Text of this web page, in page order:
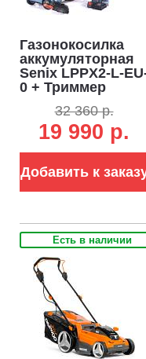
Газонокосилка
аккумуляторная
Senix LPPX2-L-
0 + Триммер
Senix GTX2-M3-
EU-0 + АКБ B50X2
+ ЗУ CHX2
32 360 р.
19 990 р.
Добавить к заказу
Есть в наличии